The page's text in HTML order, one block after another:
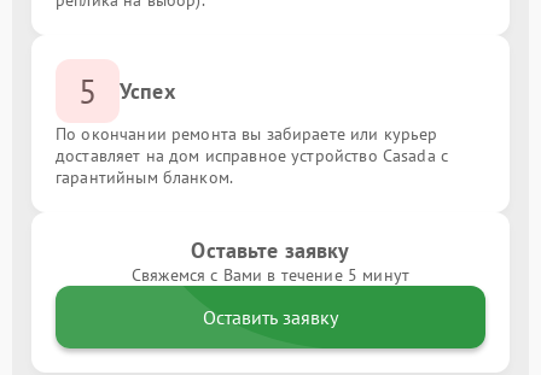
5 Успех
По окончании ремонта вы забираете или курьер
доставляет на дом исправное устройство Casada с
гарантийным бланком.
Оставьте заявку
Свяжемся с Вами в течение 5 минут
Оставить заявку